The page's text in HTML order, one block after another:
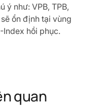
ý như: VPB, TPB,
ổn định tại vùng
Index hồi phục.
quan